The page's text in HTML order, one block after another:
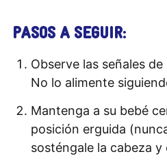
PASOS A SEGUIR:
Observe las señales
No lo alimente
Mantenga a su bebé
posición erguida
sosténgale la cabeza y